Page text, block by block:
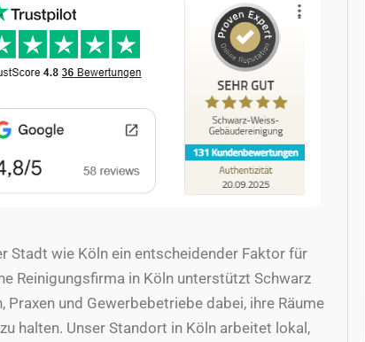
Stadt wie Köln ein entscheidender Faktor für
Reinigungsfirma in Köln unterstützt Schwarz
und Gewerbebetriebe dabei, ihre Räume
halten. Unser Standort in Köln arbeitet lokal,